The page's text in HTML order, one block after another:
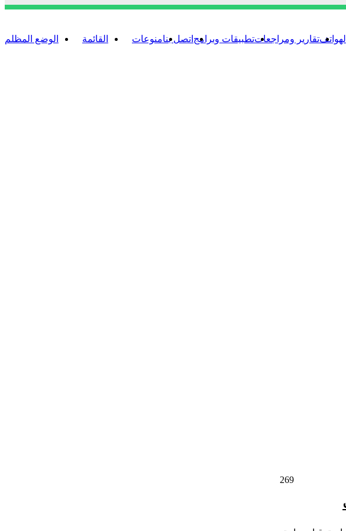
الوضع المظلم القائمة الهواتفتقارير ومراجعاتتطبيقات وبرامج اتصل بنامنوعات
269